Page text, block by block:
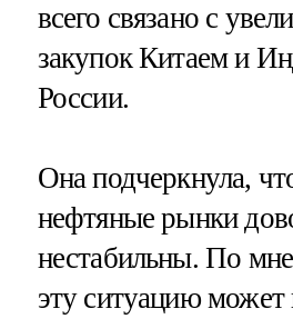
всего связано с
закупок Китаем и
России.
Она подчеркнула,
нефтяные рынки
нестабильны. По
эту ситуацию может